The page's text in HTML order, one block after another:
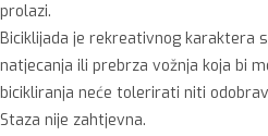
prolazi.
Biciklijada je rekreativnog karaktera
natjecanja ili prebrza vožnja koja bi
bicikliranja neće tolerirati niti
Staza nije zahtjevna.